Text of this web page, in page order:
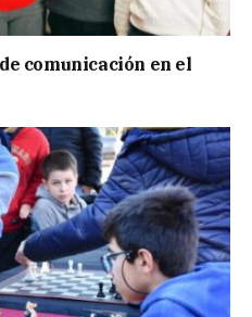
comunicación en el